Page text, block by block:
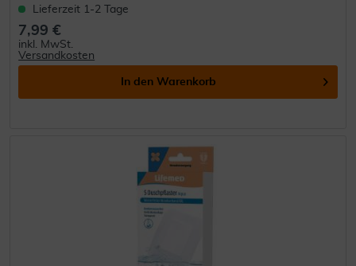
Lieferzeit 1-2 Tage
7,99 €
inkl. MwSt.
Versandkosten
In den Warenkorb